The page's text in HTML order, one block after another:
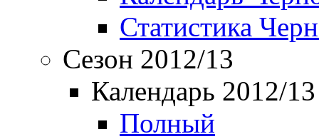
Статистика
Сезон 2012/13
Календарь 2012/13
Полный